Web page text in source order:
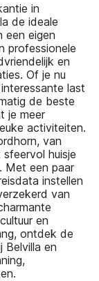
in
de ideale
een eigen
professionele
en
Of je nu
last
de beste
je meer
activiteiten.
van
huisje
Met een paar
instellen
van
en
ontdek de
Belvilla en